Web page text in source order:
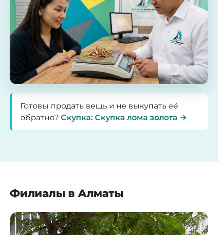
Готовы продать вещь и не выкупать её
обратно? Скупка: Скупка лома золота →
Филиалы в Алматы